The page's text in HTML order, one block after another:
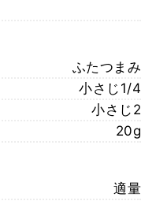
ふたつまみ
小さじ1/4
小さじ2
20g
適量